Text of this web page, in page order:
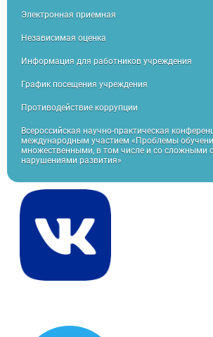
Электронная приемная
Независимая оценка
Информация для работников учреждения
График посещения учреждения
Противодействие коррупции
Всероссийская научно-практическая
международным участием «Проблемы
множественными, в том числе и со сложными
нарушениями развития»